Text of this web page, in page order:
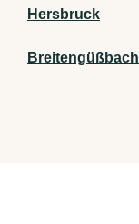
Hersbruck
Breitengüßbach